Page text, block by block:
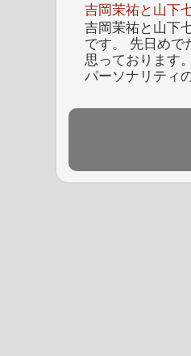
吉岡茉祐と山下
吉岡茉祐と山下
です。 先日めで
思っております
パーソナリティ